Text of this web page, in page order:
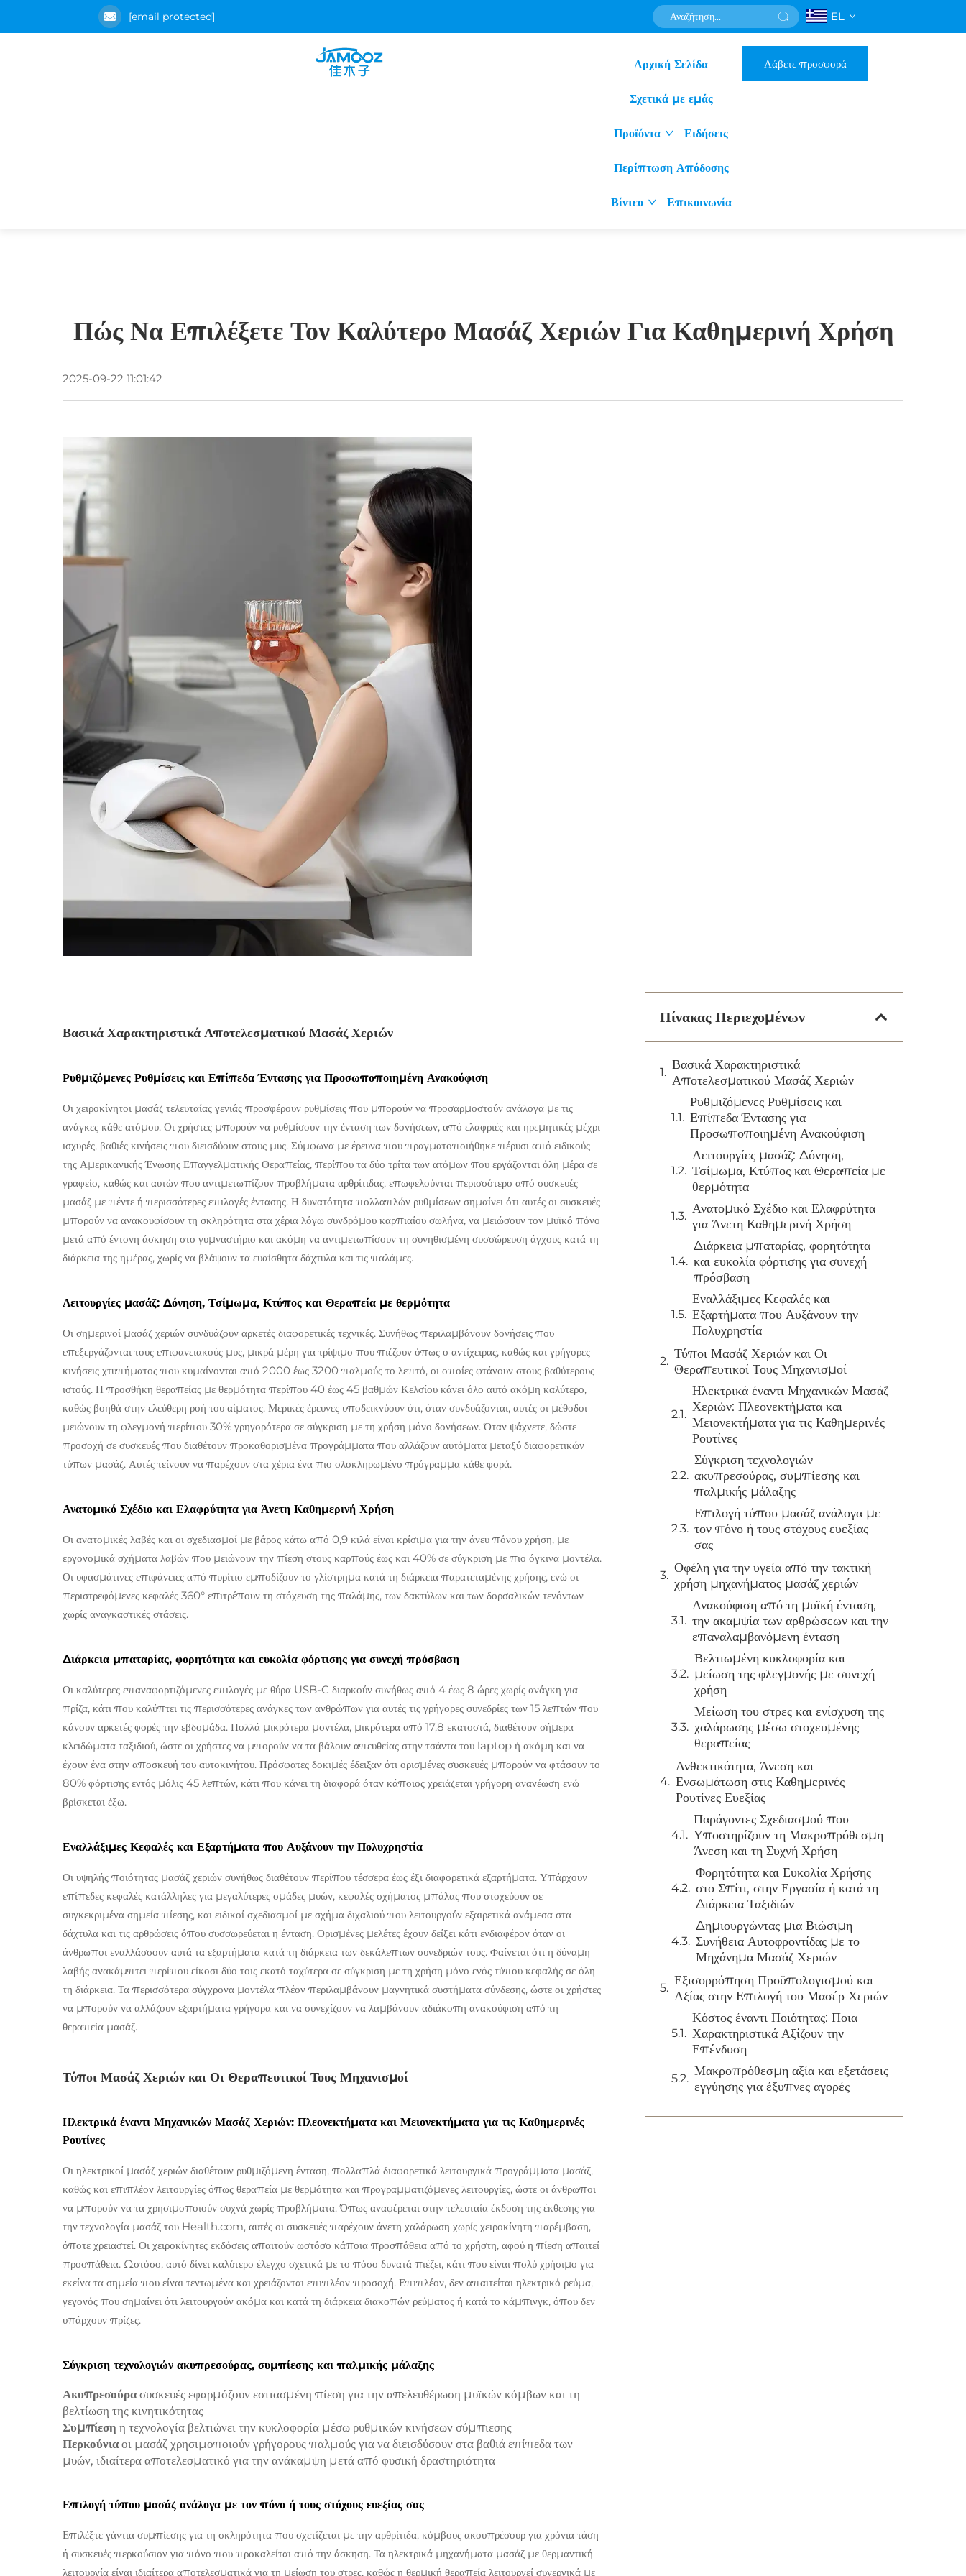
[email protected] EL
Αρχική Σελίδα
Σχετικά με εμάς
Προϊόντα Ειδήσεις
Περίπτωση Απόδοσης
Βίντεο Επικοινωνία
Λάβετε προσφορά
Πώς Να Επιλέξετε Τον Καλύτερο Μασάζ Χεριών Για Καθημερινή Χρήση
2025-09-22 11:01:42
Βασικά Χαρακτηριστικά Αποτελεσματικού Μασάζ Χεριών
Ρυθμιζόμενες Ρυθμίσεις και Επίπεδα Έντασης για Προσωποποιημένη Ανακούφιση
Οι χειροκίνητοι μασάζ τελευταίας γενιάς προσφέρουν ρυθμίσεις που μπορούν να προσαρμοστούν ανάλογα με τις
ανάγκες κάθε ατόμου. Οι χρήστες μπορούν να ρυθμίσουν την ένταση των δονήσεων, από ελαφριές και ηρεμητικές μέχρι
ισχυρές, βαθιές κινήσεις που διεισδύουν στους μυς. Σύμφωνα με έρευνα που πραγματοποιήθηκε πέρυσι από ειδικούς
της Αμερικανικής Ένωσης Επαγγελματικής Θεραπείας, περίπου τα δύο τρίτα των ατόμων που εργάζονται όλη μέρα σε
γραφείο, καθώς και αυτών που αντιμετωπίζουν προβλήματα αρθρίτιδας, επωφελούνται περισσότερο από συσκευές
μασάζ με πέντε ή περισσότερες επιλογές έντασης. Η δυνατότητα πολλαπλών ρυθμίσεων σημαίνει ότι αυτές οι συσκευές
μπορούν να ανακουφίσουν τη σκληρότητα στα χέρια λόγω συνδρόμου καρπιαίου σωλήνα, να μειώσουν τον μυϊκό πόνο
μετά από έντονη άσκηση στο γυμναστήριο και ακόμη να αντιμετωπίσουν τη συνηθισμένη συσσώρευση άγχους κατά τη
διάρκεια της ημέρας, χωρίς να βλάψουν τα ευαίσθητα δάχτυλα και τις παλάμες.
Λειτουργίες μασάζ: Δόνηση, Τσίμωμα, Κτύπος και Θεραπεία με θερμότητα
Οι σημερινοί μασάζ χεριών συνδυάζουν αρκετές διαφορετικές τεχνικές. Συνήθως περιλαμβάνουν δονήσεις που
επεξεργάζονται τους επιφανειακούς μυς, μικρά μέρη για τρίψιμο που πιέζουν όπως ο αντίχειρας, καθώς και γρήγορες
κινήσεις χτυπήματος που κυμαίνονται από 2000 έως 3200 παλμούς το λεπτό, οι οποίες φτάνουν στους βαθύτερους
ιστούς. Η προσθήκη θεραπείας με θερμότητα περίπου 40 έως 45 βαθμών Κελσίου κάνει όλο αυτό ακόμη καλύτερο,
καθώς βοηθά στην ελεύθερη ροή του αίματος. Μερικές έρευνες υποδεικνύουν ότι, όταν συνδυάζονται, αυτές οι μέθοδοι
μειώνουν τη φλεγμονή περίπου 30% γρηγορότερα σε σύγκριση με τη χρήση μόνο δονήσεων. Όταν ψάχνετε, δώστε
προσοχή σε συσκευές που διαθέτουν προκαθορισμένα προγράμματα που αλλάζουν αυτόματα μεταξύ διαφορετικών
τύπων μασάζ. Αυτές τείνουν να παρέχουν στα χέρια ένα πιο ολοκληρωμένο πρόγραμμα κάθε φορά.
Ανατομικό Σχέδιο και Ελαφρύτητα για Άνετη Καθημερινή Χρήση
Οι ανατομικές λαβές και οι σχεδιασμοί με βάρος κάτω από 0,9 κιλά είναι κρίσιμα για την άνευ πόνου χρήση, με
εργονομικά σχήματα λαβών που μειώνουν την πίεση στους καρπούς έως και 40% σε σύγκριση με πιο όγκινα μοντέλα.
Οι υφασμάτινες επιφάνειες από πυρίτιο εμποδίζουν το γλίστρημα κατά τη διάρκεια παρατεταμένης χρήσης, ενώ οι
περιστρεφόμενες κεφαλές 360° επιτρέπουν τη στόχευση της παλάμης, των δακτύλων και των δορσαλικών τενόντων
χωρίς αναγκαστικές στάσεις.
Διάρκεια μπαταρίας, φορητότητα και ευκολία φόρτισης για συνεχή πρόσβαση
Οι καλύτερες επαναφορτιζόμενες επιλογές με θύρα USB-C διαρκούν συνήθως από 4 έως 8 ώρες χωρίς ανάγκη για
πρίζα, κάτι που καλύπτει τις περισσότερες ανάγκες των ανθρώπων για αυτές τις γρήγορες συνεδρίες των 15 λεπτών που
κάνουν αρκετές φορές την εβδομάδα. Πολλά μικρότερα μοντέλα, μικρότερα από 17,8 εκατοστά, διαθέτουν σήμερα
κλειδώματα ταξιδιού, ώστε οι χρήστες να μπορούν να τα βάλουν απευθείας στην τσάντα του laptop ή ακόμη και να
έχουν ένα στην αποσκευή του αυτοκινήτου. Πρόσφατες δοκιμές έδειξαν ότι ορισμένες συσκευές μπορούν να φτάσουν το
80% φόρτισης εντός μόλις 45 λεπτών, κάτι που κάνει τη διαφορά όταν κάποιος χρειάζεται γρήγορη ανανέωση ενώ
βρίσκεται έξω.
Εναλλάξιμες Κεφαλές και Εξαρτήματα που Αυξάνουν την Πολυχρηστία
Οι υψηλής ποιότητας μασάζ χεριών συνήθως διαθέτουν περίπου τέσσερα έως έξι διαφορετικά εξαρτήματα. Υπάρχουν
επίπεδες κεφαλές κατάλληλες για μεγαλύτερες ομάδες μυών, κεφαλές σχήματος μπάλας που στοχεύουν σε
συγκεκριμένα σημεία πίεσης, και ειδικοί σχεδιασμοί με σχήμα διχαλιού που λειτουργούν εξαιρετικά ανάμεσα στα
δάχτυλα και τις αρθρώσεις όπου συσσωρεύεται η ένταση. Ορισμένες μελέτες έχουν δείξει κάτι ενδιαφέρον όταν οι
άνθρωποι εναλλάσσουν αυτά τα εξαρτήματα κατά τη διάρκεια των δεκάλεπτων συνεδριών τους. Φαίνεται ότι η δύναμη
λαβής ανακάμπτει περίπου είκοσι δύο τοις εκατό ταχύτερα σε σύγκριση με τη χρήση μόνο ενός τύπου κεφαλής σε όλη
τη διάρκεια. Τα περισσότερα σύγχρονα μοντέλα πλέον περιλαμβάνουν μαγνητικά συστήματα σύνδεσης, ώστε οι χρήστες
να μπορούν να αλλάζουν εξαρτήματα γρήγορα και να συνεχίζουν να λαμβάνουν αδιάκοπη ανακούφιση από τη
θεραπεία μασάζ.
Τύποι Μασάζ Χεριών και Οι Θεραπευτικοί Τους Μηχανισμοί
Ηλεκτρικά έναντι Μηχανικών Μασάζ Χεριών: Πλεονεκτήματα και Μειονεκτήματα για τις Καθημερινές
Ρουτίνες
Οι ηλεκτρικοί μασάζ χεριών διαθέτουν ρυθμιζόμενη ένταση, πολλαπλά διαφορετικά λειτουργικά προγράμματα μασάζ,
καθώς και επιπλέον λειτουργίες όπως θεραπεία με θερμότητα και προγραμματιζόμενες λειτουργίες, ώστε οι άνθρωποι
να μπορούν να τα χρησιμοποιούν συχνά χωρίς προβλήματα. Όπως αναφέρεται στην τελευταία έκδοση της έκθεσης για
την τεχνολογία μασάζ του Health.com, αυτές οι συσκευές παρέχουν άνετη χαλάρωση χωρίς χειροκίνητη παρέμβαση,
όποτε χρειαστεί. Οι χειροκίνητες εκδόσεις απαιτούν ωστόσο κάποια προσπάθεια από το χρήστη, αφού η πίεση απαιτεί
προσπάθεια. Ωστόσο, αυτό δίνει καλύτερο έλεγχο σχετικά με το πόσο δυνατά πιέζει, κάτι που είναι πολύ χρήσιμο για
εκείνα τα σημεία που είναι τεντωμένα και χρειάζονται επιπλέον προσοχή. Επιπλέον, δεν απαιτείται ηλεκτρικό ρεύμα,
γεγονός που σημαίνει ότι λειτουργούν ακόμα και κατά τη διάρκεια διακοπών ρεύματος ή κατά το κάμπινγκ, όπου δεν
υπάρχουν πρίζες.
Σύγκριση τεχνολογιών ακυπρεσούρας, συμπίεσης και παλμικής μάλαξης
Ακυπρεσούρασυσκευές εφαρμόζουν εστιασμένη πίεση για την απελευθέρωση μυϊκών κόμβων και τη
βελτίωση της κινητικότητας
Συμπίεση η τεχνολογία βελτιώνει την κυκλοφορία μέσω ρυθμικών κινήσεων σύμπιεσης
Περκούνιαοι μασάζ χρησιμοποιούν γρήγορους παλμούς για να διεισδύσουν στα βαθιά επίπεδα των
μυών, ιδιαίτερα αποτελεσματικό για την ανάκαμψη μετά από φυσική δραστηριότητα
Επιλογή τύπου μασάζ ανάλογα με τον πόνο ή τους στόχους ευεξίας σας
Επιλέξτε γάντια συμπίεσης για τη σκληρότητα που σχετίζεται με την αρθρίτιδα, κόμβους ακουπρέσουρ για χρόνια τάση
ή συσκευές περκούσιον για πόνο που προκαλείται από την άσκηση. Τα ηλεκτρικά μηχανήματα μασάζ με θερμαντική
λειτουργία είναι ιδιαίτερα αποτελεσματικά για τη μείωση του στρες, καθώς η θερμική θεραπεία λειτουργεί συνεργικά με
Πίνακας Περιεχομένων
Βασικά Χαρακτηριστικά
Αποτελεσματικού Μασάζ Χεριών
Ρυθμιζόμενες Ρυθμίσεις και
Επίπεδα Έντασης για
Προσωποποιημένη Ανακούφιση
Λειτουργίες μασάζ: Δόνηση,
Τσίμωμα, Κτύπος και Θεραπεία με
θερμότητα
Ανατομικό Σχέδιο και Ελαφρύτητα
για Άνετη Καθημερινή Χρήση
Διάρκεια μπαταρίας, φορητότητα
και ευκολία φόρτισης για συνεχή
πρόσβαση
Εναλλάξιμες Κεφαλές και
Εξαρτήματα που Αυξάνουν την
Πολυχρηστία
Τύποι Μασάζ Χεριών και Οι
Θεραπευτικοί Τους Μηχανισμοί
Ηλεκτρικά έναντι Μηχανικών Μασάζ
Χεριών: Πλεονεκτήματα και
Μειονεκτήματα για τις Καθημερινές
Ρουτίνες
Σύγκριση τεχνολογιών
ακυπρεσούρας, συμπίεσης και
παλμικής μάλαξης
Επιλογή τύπου μασάζ ανάλογα με
τον πόνο ή τους στόχους ευεξίας
σας
Οφέλη για την υγεία από την τακτική
χρήση μηχανήματος μασάζ χεριών
Ανακούφιση από τη μυϊκή ένταση,
την ακαμψία των αρθρώσεων και την
επαναλαμβανόμενη ένταση
Βελτιωμένη κυκλοφορία και
μείωση της φλεγμονής με συνεχή
χρήση
Μείωση του στρες και ενίσχυση της
χαλάρωσης μέσω στοχευμένης
θεραπείας
Ανθεκτικότητα, Άνεση και
Ενσωμάτωση στις Καθημερινές
Ρουτίνες Ευεξίας
Παράγοντες Σχεδιασμού που
Υποστηρίζουν τη Μακροπρόθεσμη
Άνεση και τη Συχνή Χρήση
Φορητότητα και Ευκολία Χρήσης
στο Σπίτι, στην Εργασία ή κατά τη
Διάρκεια Ταξιδιών
Δημιουργώντας μια Βιώσιμη
Συνήθεια Αυτοφροντίδας με το
Μηχάνημα Μασάζ Χεριών
Εξισορρόπηση Προϋπολογισμού και
Αξίας στην Επιλογή του Μασέρ Χεριών
Κόστος έναντι Ποιότητας: Ποια
Χαρακτηριστικά Αξίζουν την
Επένδυση
Μακροπρόθεσμη αξία και εξετάσεις
εγγύησης για έξυπνες αγορές